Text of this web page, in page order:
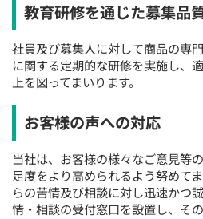
教育研修を通じた募集品
社員及び募集人に対して商品の専
に関する定期的な研修を実施し、
上を図ってまいります。
お客様の声への対応
当社は、お客様の様々なご意見等
足度をより高められるよう努めて
らの苦情及び相談に対し迅速かつ
情・相談の受付窓口を設置し、そ